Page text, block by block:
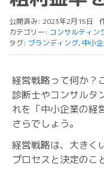
公開済み: 2023年2月15日
カテゴリー: コンサルティン
タグ: ブランディング, 中小
経営戦略って何か？
診断士やコンサルタ
れを「中小企業の経
さらでしょう。
経営戦略は、大きく
プロセスと決定のこ